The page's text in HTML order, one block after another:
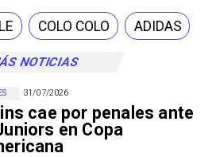
NOTICIAS
31/07/2026
cae por penales ante
en Copa
COLO COLO ADIDAS